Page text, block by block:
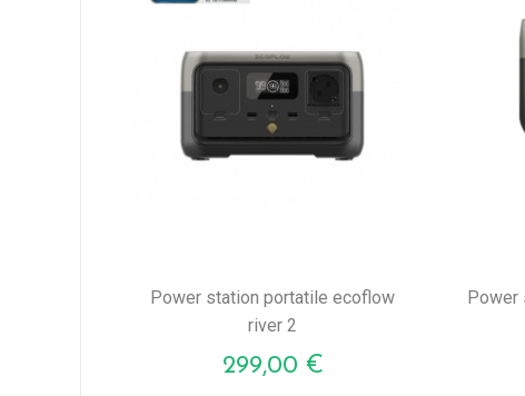
power station portatile ecoflow
river 2
Prezzo
299,00 €
power station portatile ecoflow